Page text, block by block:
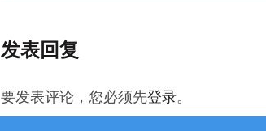
发表回复
要发表评论，您必须先登录。